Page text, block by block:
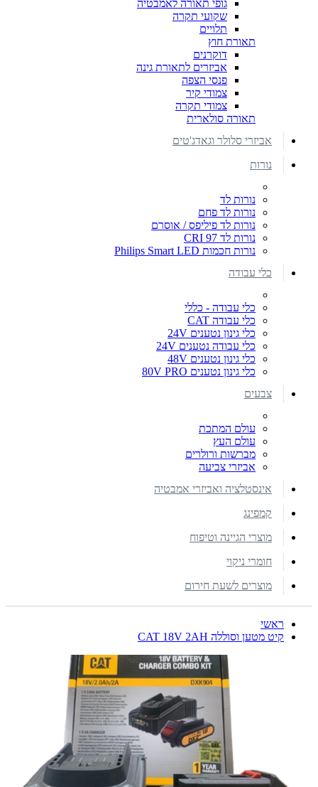
גופי תאורה לאמבטיה
שקועי תקרה
תלויים
תאורת חוץ
דוקרנים
אביזרים לתאורת גינה
פנסי הצפה
צמודי קיר
צמודי תקרה
תאורה סולארית
אביזרי סלולר וגאדג'טים
נורות
נורות לד
נורות לד פחם
נורות לד פיליפס / אוסרם
נורות לד CRI 97
נורות חכמות Philips Smart LED
כלי עבודה
כלי עבודה - כללי
כלי עבודה CAT
כלי גינון נטענים 24V
כלי עבודה נטענים 24V
כלי גינון נטענים 48V
כלי גינון נטענים 80V PRO
צבעים
עולם המתכת
עולם העץ
מברשות ורולרים
אביזרי צביעה
אינסטלציה ואביזרי אמבטיה
קמפינג
מוצרי הגיינה וטיפוח
חומרי ניקוי
מוצרים לשעת חירום
ראשי
קיט מטען וסוללה CAT 18V 2AH